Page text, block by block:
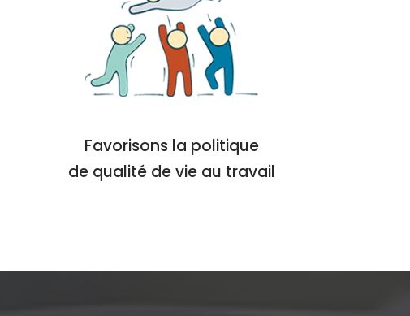
Favorisons la politique
de qualité de vie au travail